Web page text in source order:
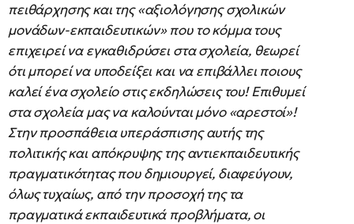
πειθάρχησης και της «αξιολόγησης σχολικών
μονάδων-εκπαιδευτικών» που το κόμμα τους
επιχειρεί να εγκαθιδρύσει στα σχολεία, θεωρεί
ότι μπορεί να υποδείξει και να επιβάλλει ποιους
καλεί ένα σχολείο στις εκδηλώσεις του! Επιθυμεί
στα σχολεία μας να καλούνται μόνο «αρεστοί»!
Στην προσπάθεια υπεράσπισης αυτής της
πολιτικής και απόκρυψης της αντιεκπαιδευτικής
πραγματικότητας που δημιουργεί, διαφεύγουν,
όλως τυχαίως, από την προσοχή της τα
πραγματικά εκπαιδευτικά προβλήματα, οι